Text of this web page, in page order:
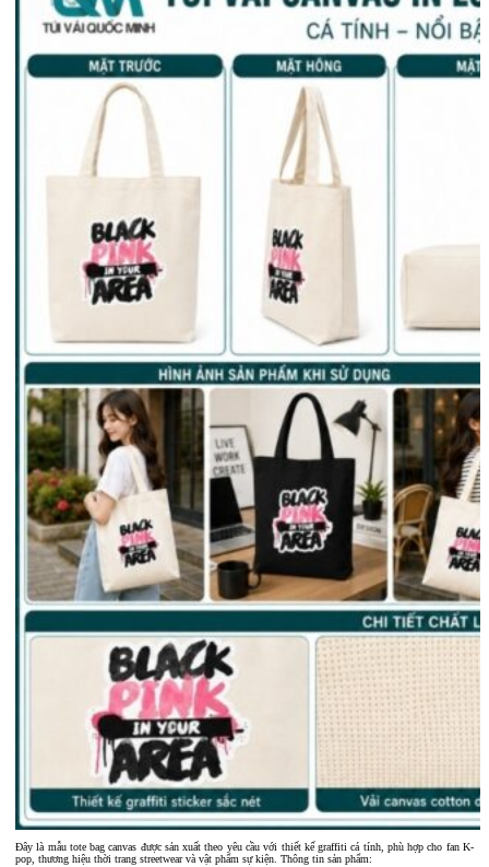
Đây là mẫu tote bag canvas được sản xuất theo yêu cầu với thiết kế graffiti cá tính, phù hợp cho fan K-
pop, thương hiệu thời trang streetwear và vật phẩm sự kiện. Thông tin sản phẩm: